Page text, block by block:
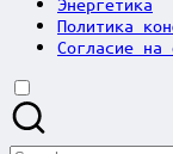
Политика
Согласие на